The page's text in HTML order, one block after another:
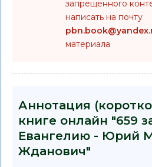
запрещенного
написать на почту
материала
Аннотация
книге онлайн "659
Евангелию - Юрий
Жданович"